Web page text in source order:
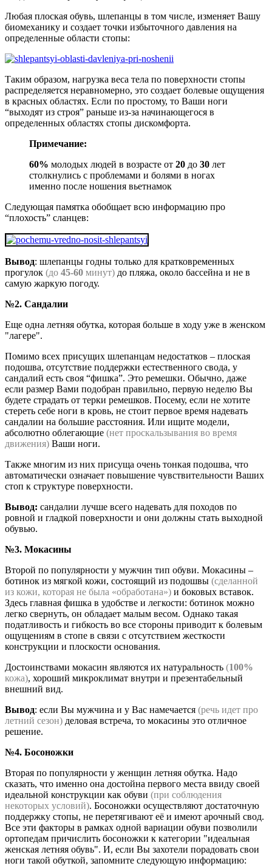
Любая плоская обувь, шлепанцы в том числе, изменяет Вашу
биомеханику и создает точки избыточного давления на
определенные области стопы:
Таким образом, нагрузка веса тела по поверхности стопы
распределяется неравномерно, это создает болевые ощущения
в красных областях. Если по простому, то Ваши ноги
“выходят из строя” раньше из-за начинающегося в
определенных областях стопы дискомфорта.
Примечание:
60% молодых людей в возрасте от 20 до 30 лет
столкнулись с проблемами и болями в ногах
именно после ношения вьетнамок
Следующая памятка обобщает всю информацию про
“плохость” сланцев:
Вывод: шлепанцы годны только для кратковременных
прогулок (до 45-60 минут) до пляжа, около бассейна и не в
самую жаркую погоду.
№2. Сандалии
Еще одна летняя обутка, которая больше в ходу уже в женском
"лагере".
Помимо всех присущих шлепанцам недостатков – плоская
подошва, отсутствие поддержки естественного свода, у
сандалий есть своя “фишка”. Это ремешки. Обычно, даже
если размер Вами подобран правильно, первую неделю Вы
будете страдать от терки ремешков. Посему, если не хотите
стереть себе ноги в кровь, не стоит первое время надевать
сандалии на большие расстояния. Или ищите модели,
абсолютно облегающие (нет проскальзывания во время
движения) Ваши ноги.
Также многим из них присуща очень тонкая подошва, что
автоматически означает повышение чувствительности Ваших
стоп к структуре поверхности.
Вывод: сандалии лучше всего надевать для походов по
ровной и гладкой поверхности и они должны стать выходной
обувью.
№3. Мокасины
Второй по популярности у мужчин тип обуви. Мокасины –
ботинок из мягкой кожи, состоящий из подошвы (сделанной
из кожи, которая не была «обработана») и боковых вставок.
Здесь главная фишка в удобстве и легкости: ботинок можно
легко свернуть, он обладает малым весом. Однако такая
податливость и гибкость во все стороны приводит к болевым
ощущениям в стопе в связи с отсутствием жесткости
конструкции и плоскости основания.
Достоинствами мокасин являются их натуральность (100%
кожа), хороший микроклимат внутри и презентабельный
внешний вид.
Вывод: если Вы мужчина и у Вас намечается (речь идет про
летний сезон) деловая встреча, то мокасины это отличное
решение.
№4. Босоножки
Вторая по популярности у женщин летняя обутка. Надо
сказать, что именно она достойна первого места ввиду своей
идеальной конструкции как обуви (при соблюдения
некоторых условий). Босоножки осуществляют достаточную
поддержку стопы, не перетягивают её и имеют арочный свод.
Все эти факторы в рамках одной вариации обуви позволили
ортопедам причислить босоножки к категории "идеальная
женская летняя обувь". И, если Вы захотели порадовать свои
ноги такой обуткой, запомните следующую информацию: